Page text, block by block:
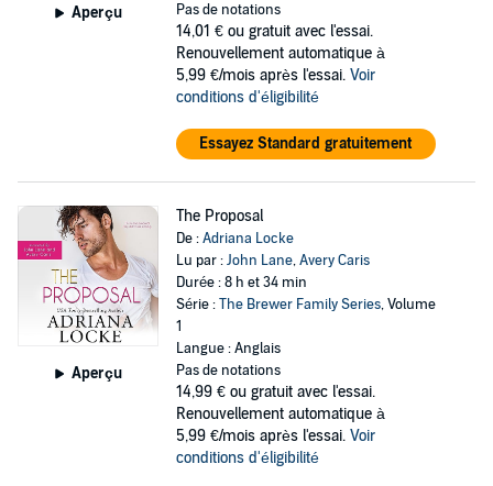
Aperçu
Pas de notations
14,01 € ou gratuit avec l'essai.
Renouvellement automatique à
5,99 €/mois après l'essai. Voir
conditions d'éligibilité
Essayez Standard gratuitement
Aperçu
The Proposal
De :Adriana Locke
Lu par :John Lane,Avery Caris
Durée : 8 h et 34 min
Série :The Brewer Family Series, Volume
1
Langue : Anglais
Pas de notations
14,99 € ou gratuit avec l'essai.
Renouvellement automatique à
5,99 €/mois après l'essai. Voir
conditions d'éligibilité